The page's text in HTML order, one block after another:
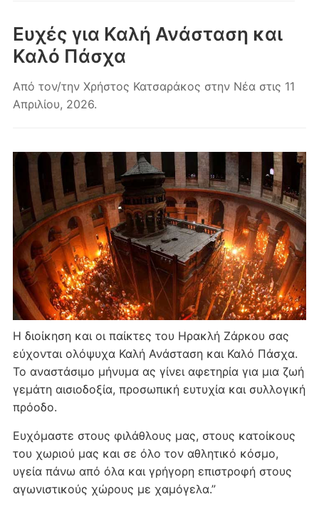
Ευχές για Καλή Ανάσταση και
Καλό Πάσχα
Από τον/την Χρήστος Κατσαράκος στην Νέαστις 11
Απριλίου, 2026.
Η διοίκηση και οι παίκτες του Ηρακλή Ζάρκου σας
εύχονται ολόψυχα Καλή Ανάσταση και Καλό Πάσχα.
Το αναστάσιμο μήνυμα ας γίνει αφετηρία για μια ζωή
γεμάτη αισιοδοξία, προσωπική ευτυχία και συλλογική
πρόοδο.
Ευχόμαστε στους φιλάθλους μας, στους κατοίκους
του χωριού μας και σε όλο τον αθλητικό κόσμο,
υγεία πάνω από όλα και γρήγορη επιστροφή στους
αγωνιστικούς χώρους με χαμόγελα.”